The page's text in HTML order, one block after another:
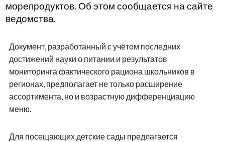
морепродуктов. Об этом сообщается на сайте
ведомства.
Документ, разработанный с учётом последних
достижений науки о питании и результатов
мониторинга фактического рациона школьников в
регионах, предполагает не только расширение
ассортимента, но и возрастную дифференциацию
меню.
Для посещающих детские сады предлагается